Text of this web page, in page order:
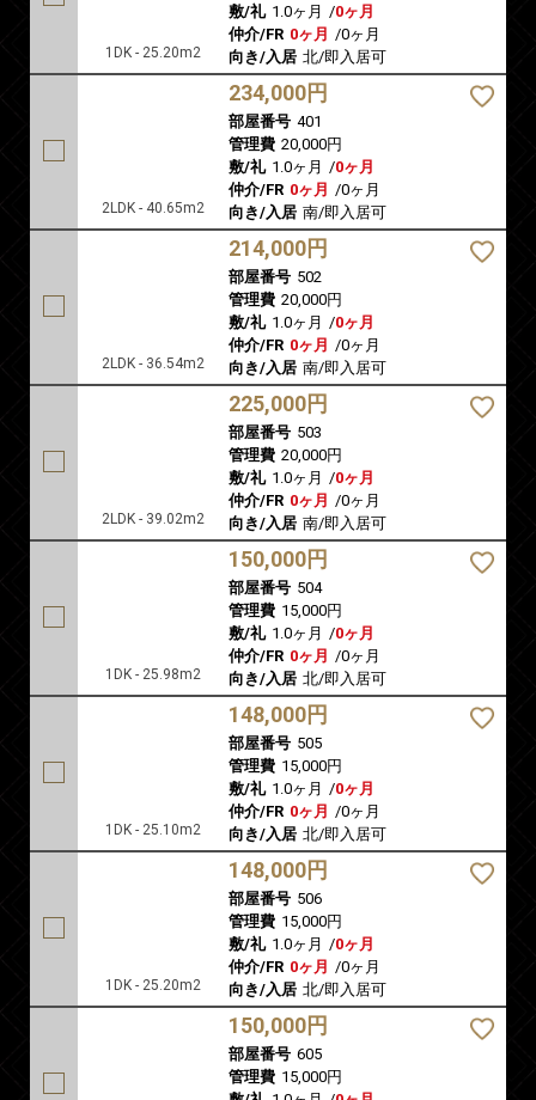
1DK - 25.20m2
敷/礼 1.0ヶ月 /0ヶ月
仲介/FR 0ヶ月 /0ヶ月
向き/入居 北/即入居可
2LDK - 40.65m2
234,000円
部屋番号 401
管理費 20,000円
敷/礼 1.0ヶ月 /0ヶ月
仲介/FR 0ヶ月 /0ヶ月
向き/入居 南/即入居可
2LDK - 36.54m2
214,000円
部屋番号 502
管理費 20,000円
敷/礼 1.0ヶ月 /0ヶ月
仲介/FR 0ヶ月 /0ヶ月
向き/入居 南/即入居可
2LDK - 39.02m2
225,000円
部屋番号 503
管理費 20,000円
敷/礼 1.0ヶ月 /0ヶ月
仲介/FR 0ヶ月 /0ヶ月
向き/入居 南/即入居可
1DK - 25.98m2
150,000円
部屋番号 504
管理費 15,000円
敷/礼 1.0ヶ月 /0ヶ月
仲介/FR 0ヶ月 /0ヶ月
向き/入居 北/即入居可
1DK - 25.10m2
148,000円
部屋番号 505
管理費 15,000円
敷/礼 1.0ヶ月 /0ヶ月
仲介/FR 0ヶ月 /0ヶ月
向き/入居 北/即入居可
1DK - 25.20m2
148,000円
部屋番号 506
管理費 15,000円
敷/礼 1.0ヶ月 /0ヶ月
仲介/FR 0ヶ月 /0ヶ月
向き/入居 北/即入居可
150,000円
部屋番号 605
管理費 15,000円